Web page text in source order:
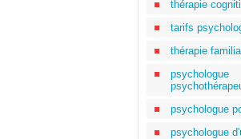
thérapie
tarifs
thérapie
psychologue
psychologue
psychologue